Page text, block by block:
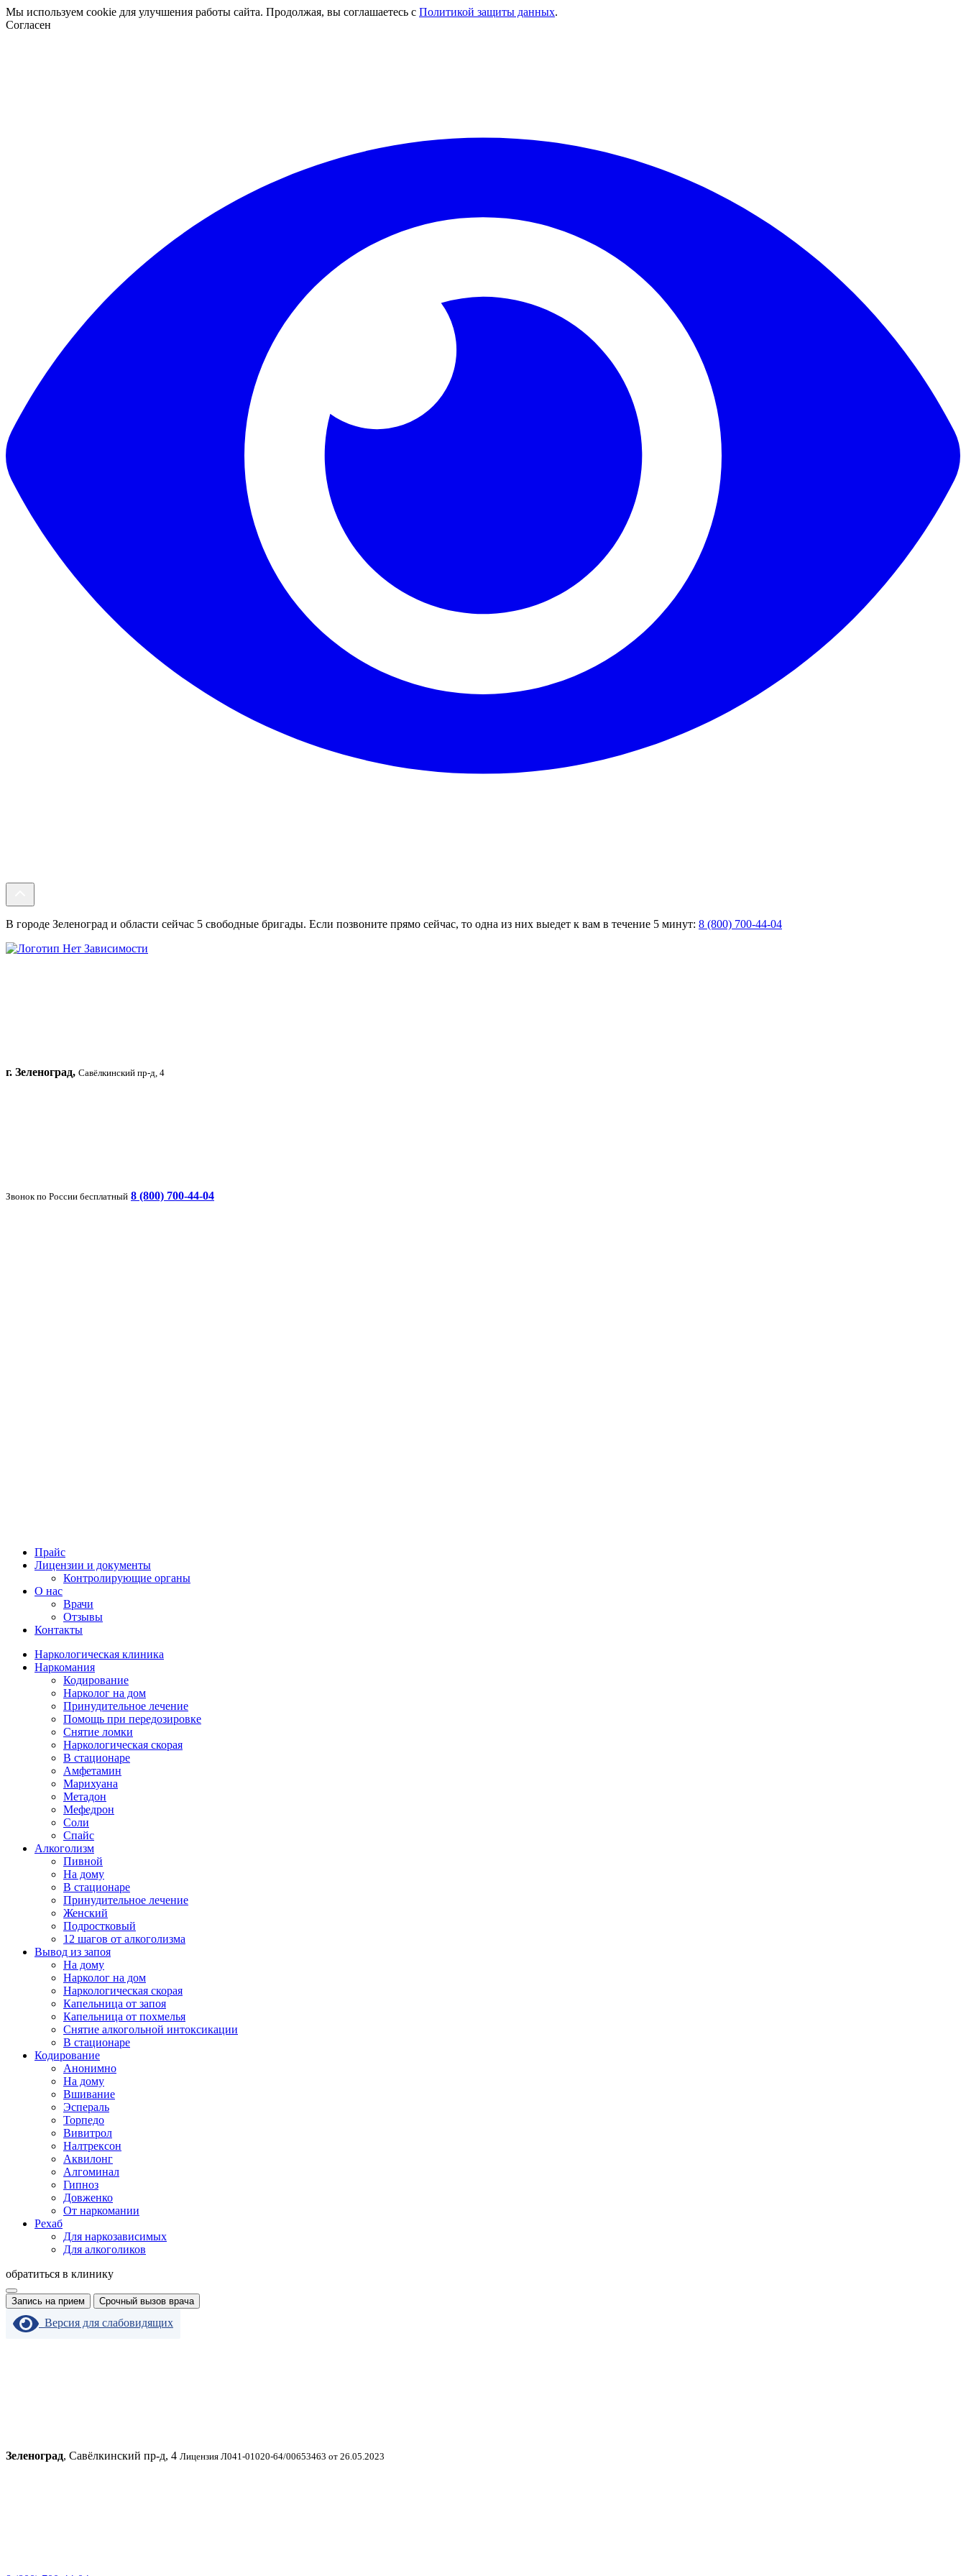
Мы используем cookie для улучшения работы сайта. Продолжая, вы соглашаетесь с Политикой защиты данных.
Согласен
В городе Зеленоград и области сейчас 5 свободные бригады. Если позвоните прямо сейчас, то одна из них выедет к вам в течение 5 минут: 8 (800) 700-44-04
г. Зеленоград, Савёлкинский пр-д, 4
Звонок по России бесплатный 8 (800) 700-44-04
Прайс
Лицензии и документы
Контролирующие органы
О нас
Врачи
Отзывы
Контакты
Наркологическая клиника
Наркомания
Кодирование
Нарколог на дом
Принудительное лечение
Помощь при передозировке
Снятие ломки
Наркологическая скорая
В стационаре
Амфетамин
Марихуана
Метадон
Мефедрон
Соли
Спайс
Алкоголизм
Пивной
На дому
В стационаре
Принудительное лечение
Женский
Подростковый
12 шагов от алкоголизма
Вывод из запоя
На дому
Нарколог на дом
Наркологическая скорая
Капельница от запоя
Капельница от похмелья
Снятие алкогольной интоксикации
В стационаре
Кодирование
Анонимно
На дому
Вшивание
Эспераль
Торпедо
Вивитрол
Налтрексон
Аквилонг
Алгоминал
Гипноз
Довженко
От наркомании
Рехаб
Для наркозависимых
Для алкоголиков
обратиться в клинику
Запись на прием Срочный вызов врача
Версия для слабовидящих
Зеленоград, Савёлкинский пр-д, 4 Лицензия Л041-01020-64/00653463 от 26.05.2023